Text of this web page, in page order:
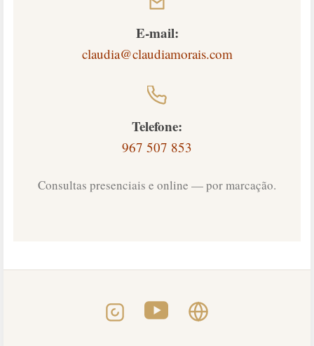
E-mail:
claudia@claudiamorais.com
Telefone:
967 507 853
Consultas presenciais e online — por marcação.